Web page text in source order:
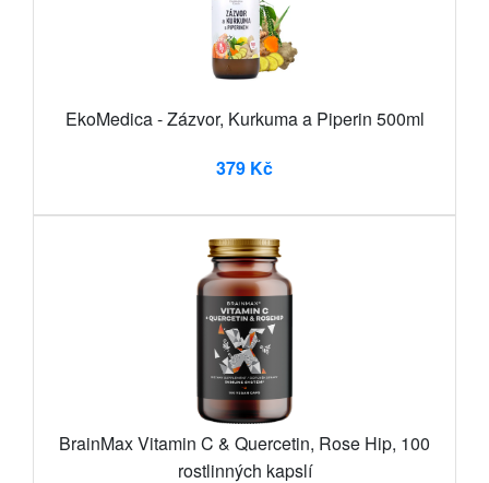
EkoMedica - Zázvor, Kurkuma a Piperin 500ml
379 Kč
BrainMax Vitamin C & Quercetin, Rose Hip, 100
rostlinných kapslí